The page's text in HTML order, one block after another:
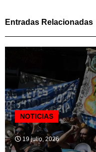
Entradas Relacionadas
NOTICIAS
19 julio, 2026